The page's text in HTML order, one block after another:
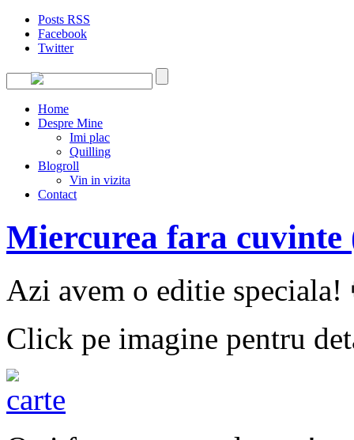
Posts RSS
Facebook
Twitter
Home
Despre Mine
Imi plac
Quilling
Blogroll
Vin in vizita
Contact
Miercurea fara cuvinte
Azi avem o editie speciala!
Click pe imagine pentru